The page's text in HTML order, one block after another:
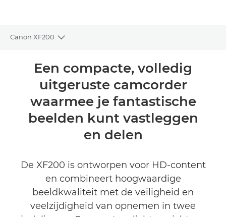
Canon XF200
Toggle breadcrumbs
Overzicht
Specificaties
Reviews
Een compacte, volledig
uitgeruste camcorder
waarmee je fantastische
beelden kunt vastleggen
en delen
De XF200 is ontworpen voor HD-content
en combineert hoogwaardige
beeldkwaliteit met de veiligheid en
veelzijdigheid van opnemen in twee